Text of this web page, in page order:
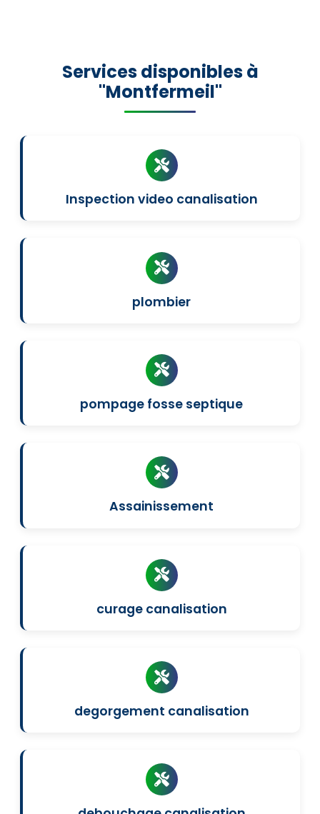
Services disponibles à
"Montfermeil"
Inspection video canalisation
plombier
pompage fosse septique
Assainissement
curage canalisation
degorgement canalisation